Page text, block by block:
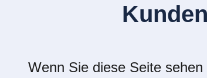
Wenn Sie diese Seite